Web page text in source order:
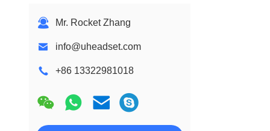
Mr. Rocket Zhang
info@uheadset.com
+86 13322981018